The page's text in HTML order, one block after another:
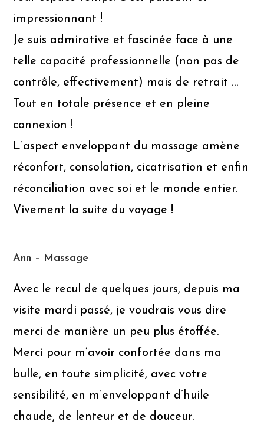
impressionnant !
Je suis admirative et fascinée face à une
telle capacité professionnelle (non pas de
contrôle, effectivement) mais de retrait …
Tout en totale présence et en pleine
connexion !
L’aspect enveloppant du massage amène
réconfort, consolation, cicatrisation et enfin
réconciliation avec soi et le monde entier.
Vivement la suite du voyage !
Ann – Massage
Avec le recul de quelques jours, depuis ma
visite mardi passé, je voudrais vous dire
merci de manière un peu plus étoffée.
Merci pour m’avoir confortée dans ma
bulle, en toute simplicité, avec votre
sensibilité, en m’enveloppant d’huile
chaude, de lenteur et de douceur.